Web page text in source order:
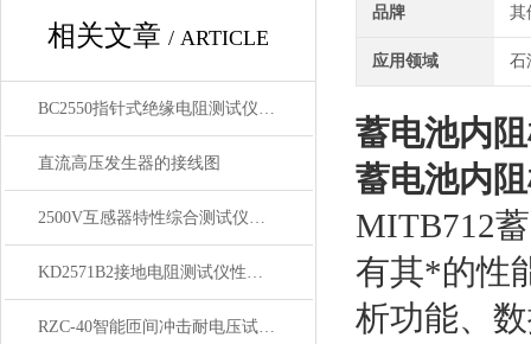
相关文章 / ARTICLE
BC2550指针式绝缘电阻测试仪 使用方法
直流高压发生器的接线图
2500V互感器特性综合测试仪技术参数
KD2571B2接地电阻测试仪性能特点
RZC-40智能匝间冲击耐电压试验仪
品牌 其
应用领域 石
蓄电池内
蓄电池内
MITB712
有其*的性
析功能、